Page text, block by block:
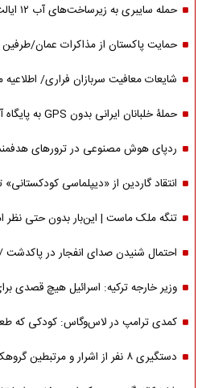
حمله سایبری به زیرساخت‌های آب ۱۲ ایالت آمریکا
حمایت پاکستان از مذاکرات عمان/طرفین به
شایعات معافیت سربازان فراری/ اطلاعیه
حملۀ خلبانان ایرانی بدون GPS به پایگاه آمریکا
ردپای هوش مصنوعی در ترورهای هدفمند؛ از
انتقاد گاردین از «دیپلماسی کودکستانی»
تنگه ملک ماست | این‌بار بدون حتی نظر
احتمال شنیدن صدای انفجار در پاکدشت
وزیر خارجه ترکیه: اسرائیل هیچ قصدی
کمدی ترامپ در لاس‌وگاس: کودکی که
دستگیری ۸ نفر از اشرار و مرتبطین گروهک های تروریستی